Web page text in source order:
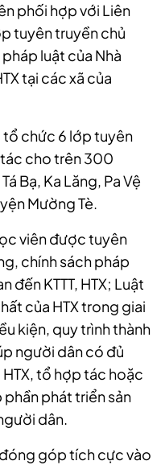
phối hợp với Liên
tuyên truyền chủ
luật của Nhà
tại các xã của
chức 6 lớp tuyên
cho trên 300
Bạ, Ka Lăng, Pa Vệ
Mường Tè.
viên được tuyên
chính sách pháp
đến KTTT, HTX; Luật
của HTX trong giai
kiện, quy trình thành
người dân có đủ
tổ hợp tác hoặc
phần phát triển sản
dân.
góp tích cực vào